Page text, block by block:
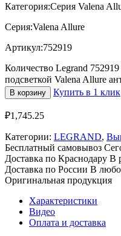
Категория:Серия Valena
Серия:Valena Allure
Артикул:752919
Количество Legrand
подсветкой Valena Allure
В корзину Купить в 1 клик
₽1,745.25
Категории: LEGRAND,
Бесплатный самовывоз
Доставка по Краснодару В
Доставка по России В
Оригинальная продукция
Характеристики
Видео
Оплата и доставка